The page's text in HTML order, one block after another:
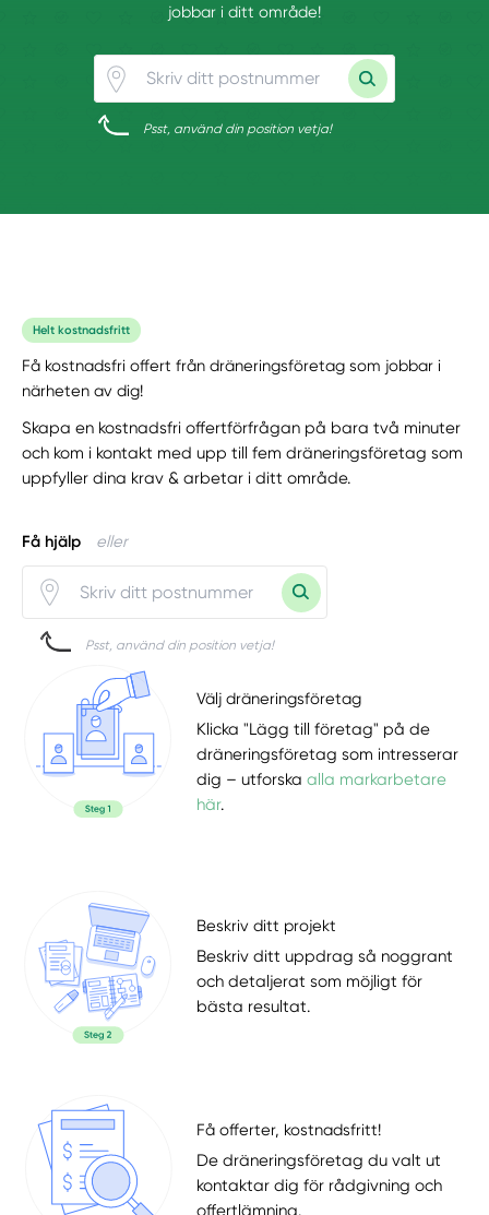
jobbar i ditt område!
Psst, använd din position vetja!
Helt kostnadsfritt
Få kostnadsfri offert från dräneringsföretag som jobbar i
närheten av dig!
Skapa en kostnadsfri offertförfrågan på bara två minuter
och kom i kontakt med upp till fem dräneringsföretag som
uppfyller dina krav & arbetar i ditt område.
Få hjälp eller
Psst, använd din position vetja!
Välj dräneringsföretag
Klicka "Lägg till företag" på de
dräneringsföretag som intresserar
dig – utforskaalla markarbetare
här.
Beskriv ditt projekt
Beskriv ditt uppdrag så noggrant
och detaljerat som möjligt för
bästa resultat.
Få offerter, kostnadsfritt!
De dräneringsföretag du valt ut
kontaktar dig för rådgivning och
offertlämning.